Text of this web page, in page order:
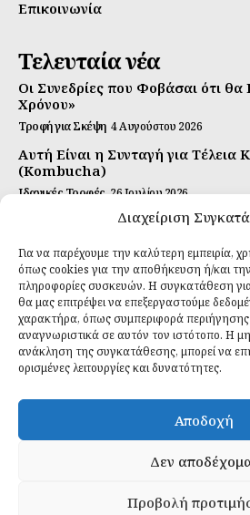
Διαχείριση
Για να παρέχουμε την καλύτερη εμπειρία,
όπως cookies για την αποθήκευση ή/και
πληροφορίες συσκευών. Η συγκατάθεση για
θα μας επιτρέψει να επεξεργαστούμε
χαρακτήρα, όπως συμπεριφορά
αναγνωριστικά σε αυτόν τον ιστότοπο. Η
ανάκληση της συγκατάθεσης, μπορεί να
ορισμένες λειτουργίες και δυνατότητες.
Αποδοχή
Δεν
Προβολή
Επικοινωνία
Τελευταία νέα
Οι Συνεδρίες που Φοβάσαι ότι θα
Χρόνου»
Τροφή για Σκέψη 4 Αυγούστου 2026
Αυτή Είναι η Συνταγή για Τέλεια
(Kombucha)
Ιδανικές Τροφές 26 Ιουλίου 2026
Η Κρυφή Αλήθεια για τα Υπερ-
Ιδανικές Τροφές 2 Απριλίου 2026
Εγγραφείτε
ΕΓΓΡΑΦΉ
Έχω διαβάσει και δέχομαι την